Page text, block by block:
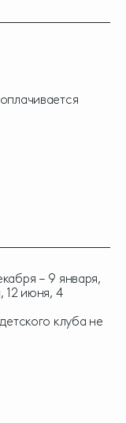
– 9 января,
12 июня, 4
клуба не